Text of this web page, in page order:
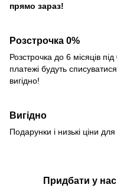
прямо зараз!
Розстрочка 0%
Розстрочка до 6 місяців
платежі будуть
вигідно!
Вигідно
Подарунки і низькі ціни
Придбати у